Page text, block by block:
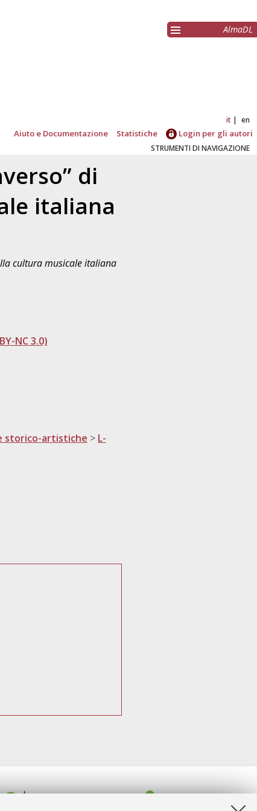
AlmaDL
it en
Aiuto e Documentazione Statistiche Login per gli autori
STRUMENTI DI NAVIGAZIONE
di
italiana
cultura musicale italiana
NC 3.0)
storico-artistiche > L-